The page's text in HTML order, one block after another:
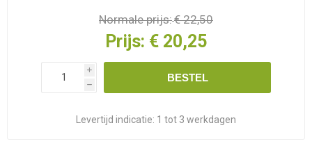
Normale prijs:€ 22,50
Prijs: € 20,25
i
h
BESTEL
Levertijd indicatie: 1 tot 3 werkdagen